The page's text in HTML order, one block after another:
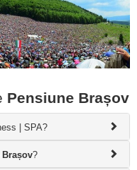
Pensiune Brașov
| SPA?
Brașov?